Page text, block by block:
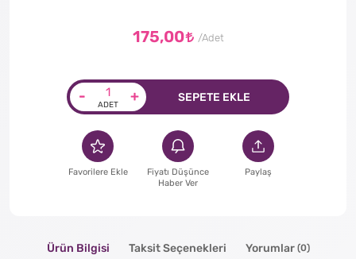
175,00
- + SEPETE EKLE
Favorilere Ekle
Fiyatı Düşünce
Haber Ver
Paylaş
Ürün Bilgisi Taksit Seçenekleri Yorumlar (0)